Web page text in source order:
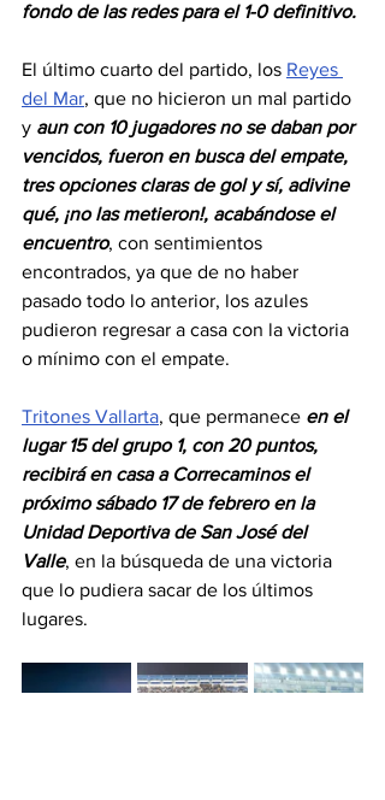
fondo de las redes para el 1-0 definitivo.
El último cuarto del partido, los Reyes
del Mar, que no hicieron un mal partido
y aun con 10 jugadores no se daban por
vencidos, fueron en busca del empate,
tres opciones claras de gol y sí, adivine
qué, ¡no las metieron!, acabándose el
encuentro, con sentimientos
encontrados, ya que de no haber
pasado todo lo anterior, los azules
pudieron regresar a casa con la victoria
o mínimo con el empate.
Tritones Vallarta, que permanece en el
lugar 15 del grupo 1, con 20 puntos,
recibirá en casa a Correcaminos el
próximo sábado 17 de febrero en la
Unidad Deportiva de San José del
Valle, en la búsqueda de una victoria
que lo pudiera sacar de los últimos
lugares.